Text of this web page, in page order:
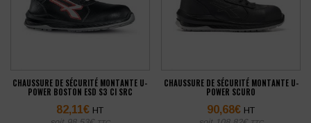
CHAUSSURE DE SÉCURITÉ MONTANTE U-
POWER BOSTON ESD S3 CI SRC
82,11€ HT
CHAUSSURE DE SÉCURITÉ MONTANTE U-
POWER SCURO
90,68€ HT